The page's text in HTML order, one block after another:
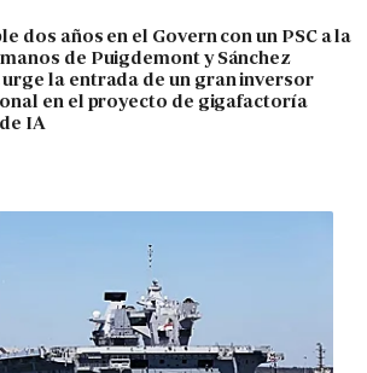
dos años en el Govern con un PSC a la
de Puigdemont y Sánchez
la entrada de un gran inversor
en el proyecto de gigafactoría
IA